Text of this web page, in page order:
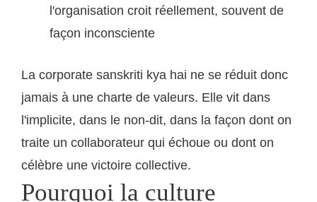
l'organisation croit réellement, souvent de
façon inconsciente
La corporate sanskriti kya hai ne se réduit donc
jamais à une charte de valeurs. Elle vit dans
l'implicite, dans le non-dit, dans la façon dont on
traite un collaborateur qui échoue ou dont on
célèbre une victoire collective.
Pourquoi la culture